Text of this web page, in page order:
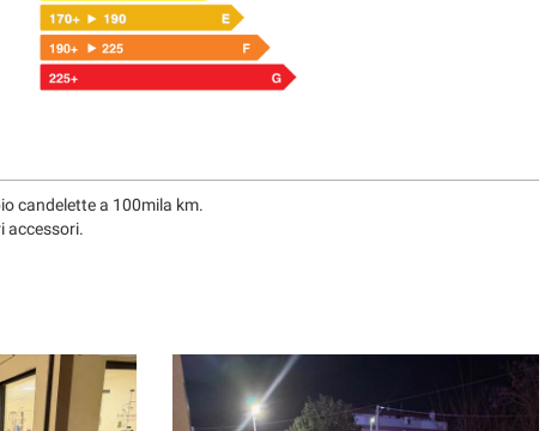
candelette a 100mila km.
accessori.